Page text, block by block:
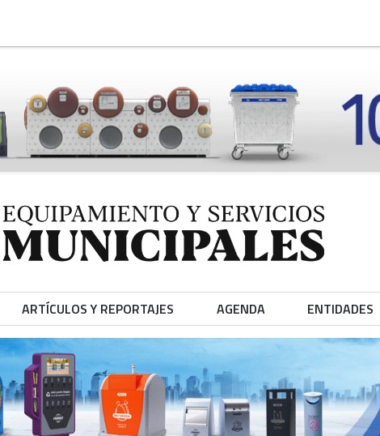
ARTÍCULOS Y REPORTAJES AGENDA ENTIDADES